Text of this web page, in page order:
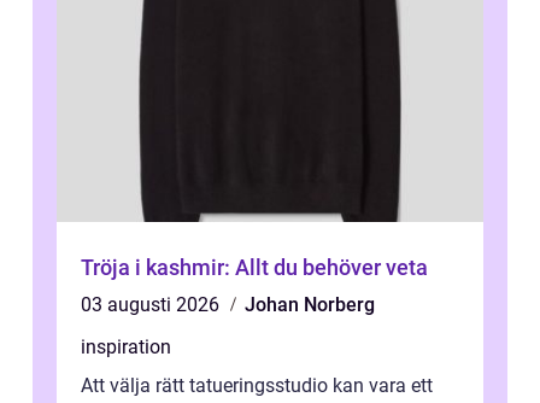
Tröja i kashmir: Allt du behöver veta
03 augusti 2026
Johan Norberg
inspiration
Att välja rätt tatueringsstudio kan vara ett